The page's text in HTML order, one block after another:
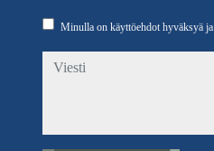
Minulla on käyttöehdot hyväksyä ja
viesti